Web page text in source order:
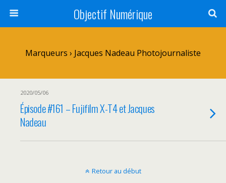
Objectif Numérique
Marqueurs › Jacques Nadeau Photojournaliste
2020/05/06
Épisode #161 – Fujifilm X-T4 et Jacques
Nadeau
Retour au début